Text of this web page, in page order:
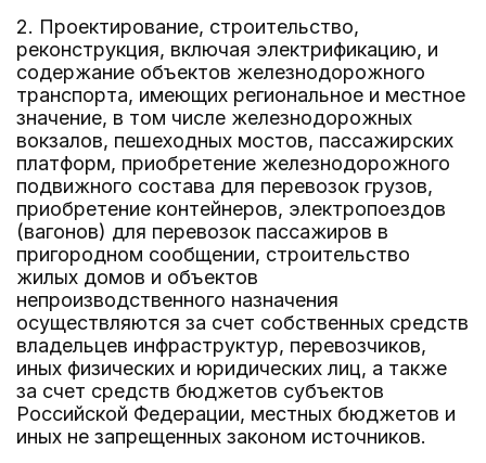
2. Проектирование, строительство,
реконструкция, включая электрификацию, и
содержание объектов железнодорожного
транспорта, имеющих региональное и местное
значение, в том числе железнодорожных
вокзалов, пешеходных мостов, пассажирских
платформ, приобретение железнодорожного
подвижного состава для перевозок грузов,
приобретение контейнеров, электропоездов
(вагонов) для перевозок пассажиров в
пригородном сообщении, строительство
жилых домов и объектов
непроизводственного назначения
осуществляются за счет собственных средств
владельцев инфраструктур, перевозчиков,
иных физических и юридических лиц, а также
за счет средств бюджетов субъектов
Российской Федерации, местных бюджетов и
иных не запрещенных законом источников.